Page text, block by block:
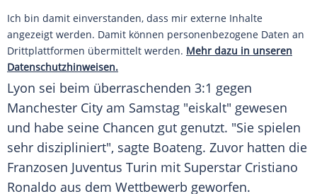
Ich bin damit einverstanden, dass mir externe Inhalte
angezeigt werden. Damit können personenbezogene Daten an
Drittplattformen übermittelt werden. Mehr dazu in unseren
Datenschutzhinweisen.
Lyon sei beim überraschenden 3:1 gegen
Manchester City am Samstag "eiskalt" gewesen
und habe seine Chancen gut genutzt. "Sie spielen
sehr diszipliniert", sagte Boateng. Zuvor hatten die
Franzosen Juventus Turin mit Superstar Cristiano
Ronaldo aus dem Wettbewerb geworfen.